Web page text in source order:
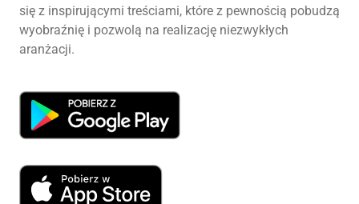
się z inspirującymi treściami, które z pewnością pobudzą
wyobraźnię i pozwolą na realizację niezwykłych
aranżacji.